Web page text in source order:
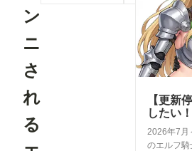
ン
ニ
さ
れ
る
【更新
したい！
2026年7月
のエルフ